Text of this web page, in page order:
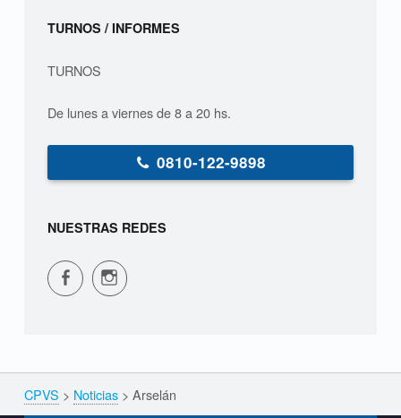
Sidebar
TURNOS / INFORMES
TURNOS
De lunes a viernes de 8 a 20 hs.
0810-122-9898
NUESTRAS REDES
CPVS en Facebook CPVS en Instagram
Breadcrumbs navigation
CPVS > Noticias> Arselán